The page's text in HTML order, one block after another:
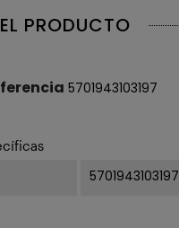
PRODUCTO
5701943103197
5701943103197